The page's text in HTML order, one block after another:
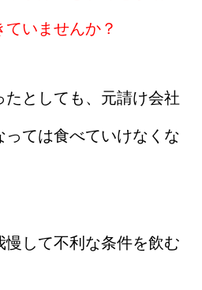
いませんか？
たとしても、元請け会社
っては食べていけなくな
して不利な条件を飲む